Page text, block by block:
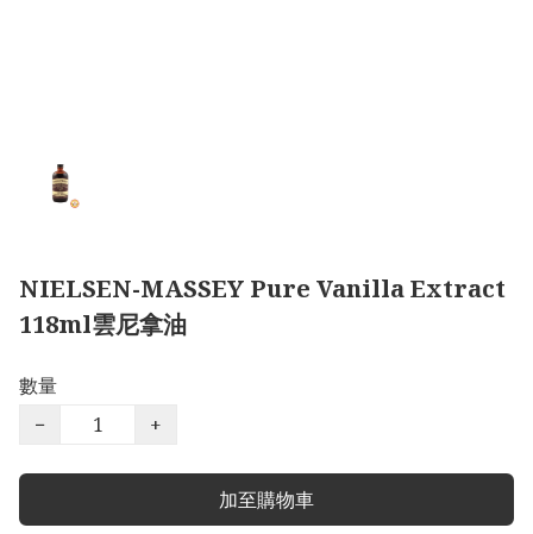
NIELSEN-MASSEY Pure Vanilla Extract
118ml雲尼拿油
數量
−
+
加至購物車